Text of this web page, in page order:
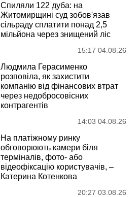
Спиляли 122 дуба: на
Житомирщині суд зобов'язав
сільраду сплатити понад 2,5
мільйона через знищений ліс
15:17 04.08.26
Людмила Герасименко
розповіла, як захистити
компанію від фінансових втрат
через недобросовісних
контрагентів
14:03 04.08.26
На платіжному ринку
обговорюють камери біля
терміналів, фото- або
відеофіксацію користувачів, –
Катерина Котенкова
20:27 03.08.26